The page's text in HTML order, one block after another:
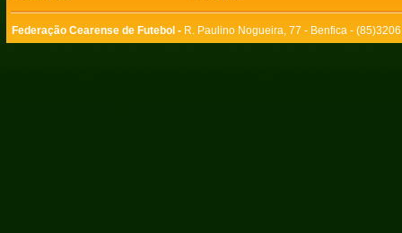
Federação Cearense de Futebol - R. Paulino Nogueira, 77 - Benfica -